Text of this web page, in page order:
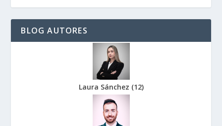
BLOG AUTORES
Laura Sánchez (12)